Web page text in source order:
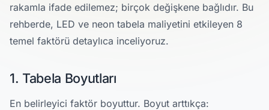
rakamla ifade edilemez; birçok değişkene bağlıdır. Bu
rehberde, LED ve neon tabela maliyetini etkileyen 8
temel faktörü detaylıca inceliyoruz.
1. Tabela Boyutları
En belirleyici faktör boyuttur. Boyut arttıkça: